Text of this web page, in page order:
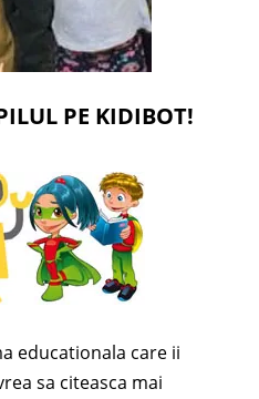
PE KIDIBOT!
educationala care ii
sa citeasca mai